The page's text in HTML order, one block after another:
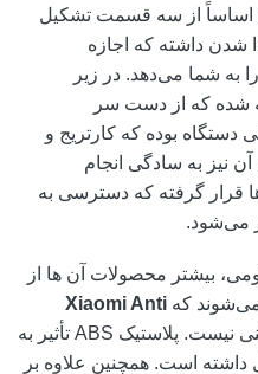
اساساً از سه قسمت تشکیل
شدن داشته که اجازه
به شما می‌دهد. در زیر
شده که از دست سر
بوده که کارتریج و
نیز به سادگی انجام
قرار گرفته که دسترسی به
می‌شود.
بیشتر محصولات آن ها از
Xiaomi Anti
نیز از این قاعده مستثنی نیست. پلاستیک ABS تأثیر به
است. همچنین علاوه بر